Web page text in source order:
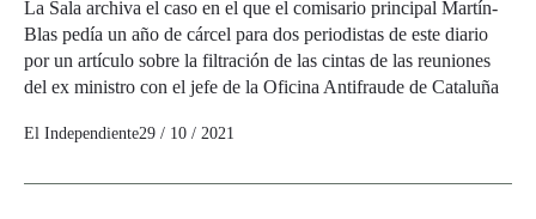
La Sala archiva el caso en el que el comisario principal Martín-
Blas pedía un año de cárcel para dos periodistas de este diario
por un artículo sobre la filtración de las cintas de las reuniones
del ex ministro con el jefe de la Oficina Antifraude de Cataluña
El Independiente29 / 10 / 2021